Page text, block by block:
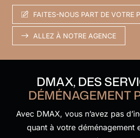
FAITES-NOUS PART DE VOTRE
ALLEZ À NOTRE AGENCE
DMAX, DES
DÉMÉNAGEMENT
Avec DMAX, vous n’avez pas
quant à votre déménagement